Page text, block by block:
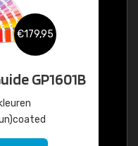
€179,95
GP1601B